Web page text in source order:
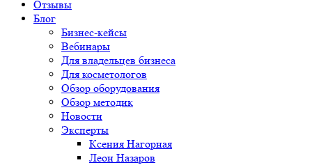
Отзывы
Блог
Бизнес-кейсы
Вебинары
Для владельцев бизнеса
Для косметологов
Обзор оборудования
Обзор методик
Новости
Эксперты
Ксения Нагорная
Леон Назаров